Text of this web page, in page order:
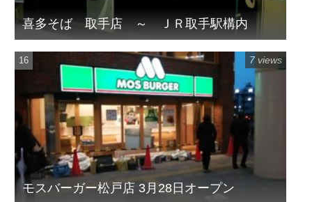
喜多そば 取手店 ～ ＪＲ取手駅構内
モスバーガー松戸店 3月28日オープン
7 views